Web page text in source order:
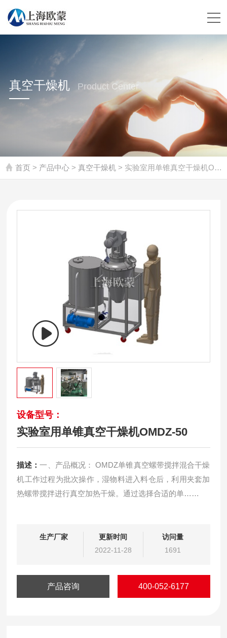
真空干燥机 Product Center
首页 > 产品中心 > 真空干燥机 > 实验室用单锥真空干燥机OMDZ-50
设备型号：
实验室用单锥真空干燥机OMDZ-50
描述：一、产品概况： OMDZ单锥真空螺带搅拌混合干燥
机工作过程为批次操作，湿物料进入料仓后，利用夹套加
热螺带搅拌进行真空加热干燥。通过选择合适的单……
生产厂家
更新时间
2022-11-28
访问量
1691
产品咨询 400-052-6177